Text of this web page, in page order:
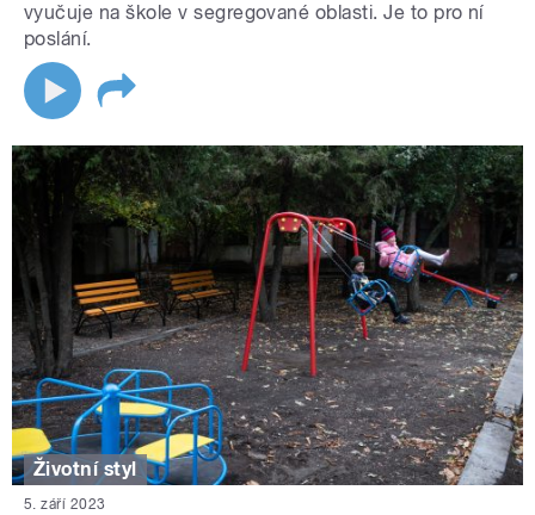
vyučuje na škole v segregované oblasti. Je to pro ní
poslání.
Životní styl
5. září 2023